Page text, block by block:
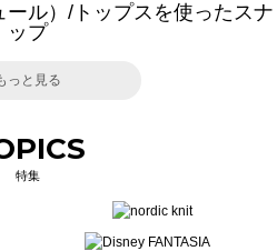
ル）/トップスを使ったスナ
ップ
っと見る
特集